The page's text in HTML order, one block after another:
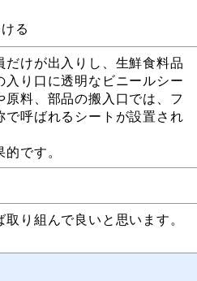
る
けが出入りし、生鮮食料品
り口に透明なビニールシー
料、部品の搬入口では、フ
呼ばれるシートが設置され
的です。
り組んで良いと思います。